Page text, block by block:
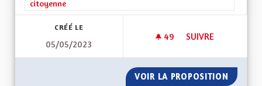
citoyenne
CRÉÉ LE
05/05/2023
49 49 ABONNÉS
SUIVRE
VOIR LA PROPOSITION